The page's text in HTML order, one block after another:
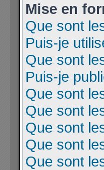
Mise en
Que sont
Puis-je
Que sont
Puis-je
Que sont
Que sont
Que sont
Que sont
Que sont